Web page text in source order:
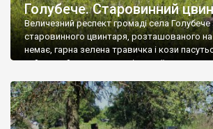
Голубече. Старовинний
Величезний респект громаді села Голубече
старовинного цвинтаря, розташованого на
немає, гарна зелена травичка і кози
найкращий регулятор шкідливої, для
бруньками, кози ті бруньки обгризають, бо
делікатес. На цвинтарі у Голубечому ціла
різноманітних форм хрестів. Село